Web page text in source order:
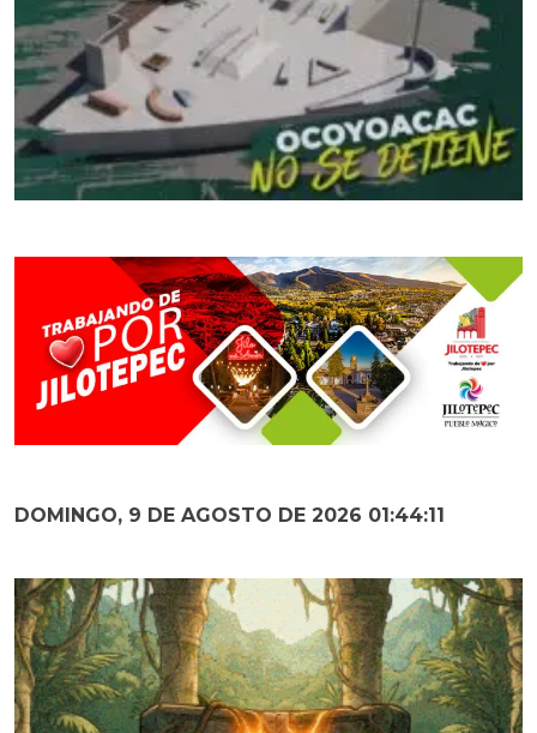
DOMINGO, 9 DE AGOSTO DE 2026 01:44:13